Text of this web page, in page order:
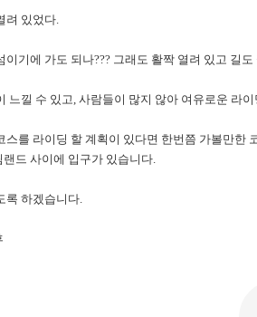
려 있었다.
이기에 가도 되나??? 그래도 활짝 열려 있고 길
느낄 수 있고, 사람들이 많지 않아 여유로운 라
스를 라이딩 할 계획이 있다면 한번쯤 가볼만한
드 사이에 입구가 있습니다.
록 하겠습니다.